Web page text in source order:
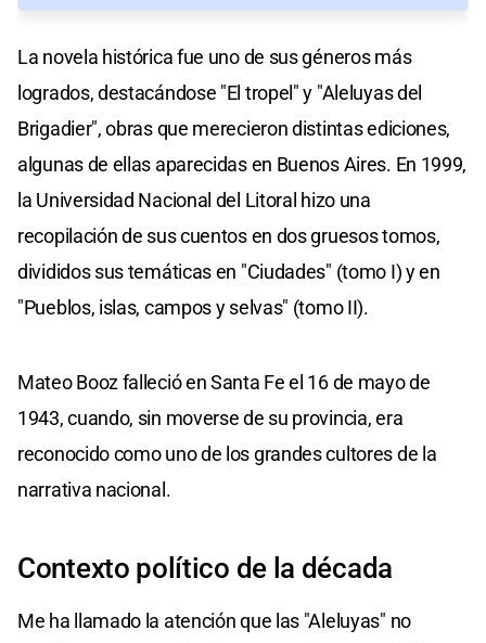
La novela histórica fue uno de sus géneros más
logrados, destacándose "El tropel" y "Aleluyas del
Brigadier", obras que merecieron distintas ediciones,
algunas de ellas aparecidas en Buenos Aires. En 1999,
la Universidad Nacional del Litoral hizo una
recopilación de sus cuentos en dos gruesos tomos,
divididos sus temáticas en "Ciudades" (tomo I) y en
"Pueblos, islas, campos y selvas" (tomo II).
Mateo Booz falleció en Santa Fe el 16 de mayo de
1943, cuando, sin moverse de su provincia, era
reconocido como uno de los grandes cultores de la
narrativa nacional.
Contexto político de la década
Me ha llamado la atención que las "Aleluyas" no